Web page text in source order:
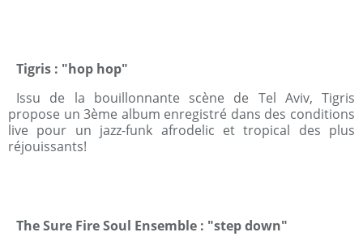
Tigris : "hop hop"
Issu de la bouillonnante scène de Tel Aviv, Tigris
propose un 3ème album enregistré dans des conditions
live pour un jazz-funk afrodelic et tropical des plus
réjouissants!
The Sure Fire Soul Ensemble : "step down"